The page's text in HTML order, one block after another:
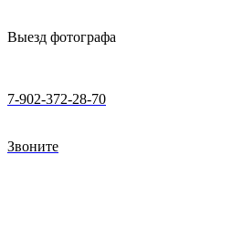
Выезд фотографа
7-902-372-28-70
Звоните